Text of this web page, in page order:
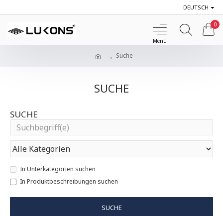
DEUTSCH
0
Suche
SUCHE
SUCHE
In Unterkategorien suchen
In Produktbeschreibungen suchen
SUCHE